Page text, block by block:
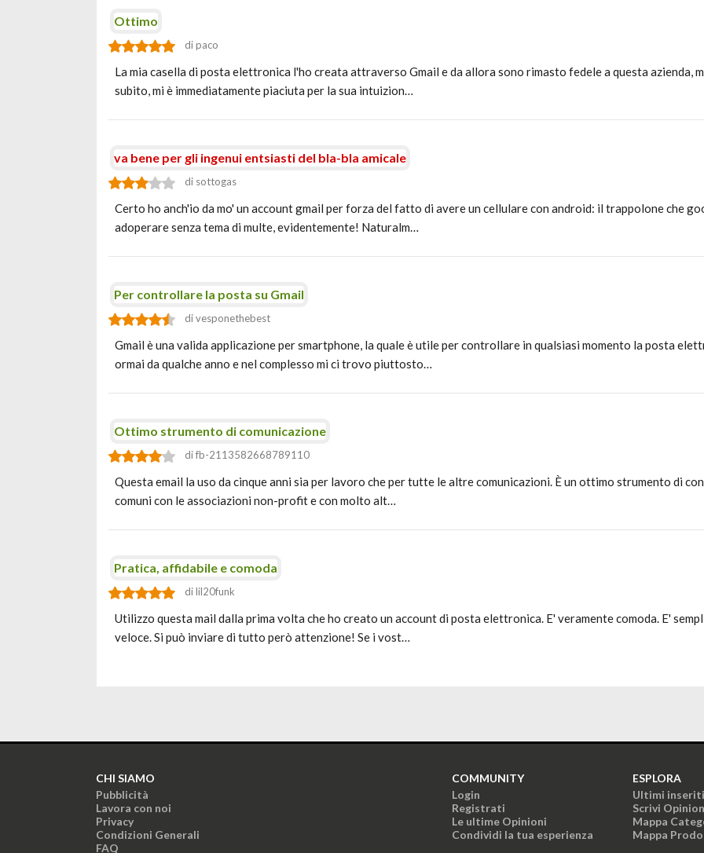
Ottimo
di paco
La mia casella di posta elettronica l'ho creata attraverso Gmail e da allora sono rimasto fedele a questa azienda,
subito, mi è immediatamente piaciuta per la sua intuizion…
va bene per gli ingenui entsiasti del bla-bla amicale
di sottogas
Certo ho anch'io da mo' un account gmail per forza del fatto di avere un cellulare con android: il trappolone che
adoperare senza tema di multe, evidentemente! Naturalm…
Per controllare la posta su Gmail
di vesponethebest
Gmail è una valida applicazione per smartphone, la quale è utile per controllare in qualsiasi momento la posta
ormai da qualche anno e nel complesso mi ci trovo piuttosto…
Ottimo strumento di comunicazione
di fb-2113582668789110
Questa email la uso da cinque anni sia per lavoro che per tutte le altre comunicazioni. È un ottimo strumento di
comuni con le associazioni non-profit e con molto alt…
Pratica, affidabile e comoda
di lil20funk
Utilizzo questa mail dalla prima volta che ho creato un account di posta elettronica. E' veramente comoda. E'
veloce. Si può inviare di tutto però attenzione! Se i vost…
CHI SIAMO
Pubblicità
Lavora con noi
Privacy
Condizioni Generali
FAQ
COMMUNITY
Login
Registrati
Le ultime Opinioni
Condividi la tua esperienza
ESPLORA
Ultimi inseriti
Scrivi
Mappa
Mappa